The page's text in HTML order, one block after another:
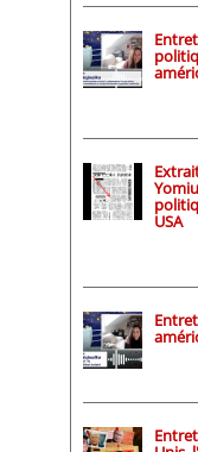
USA